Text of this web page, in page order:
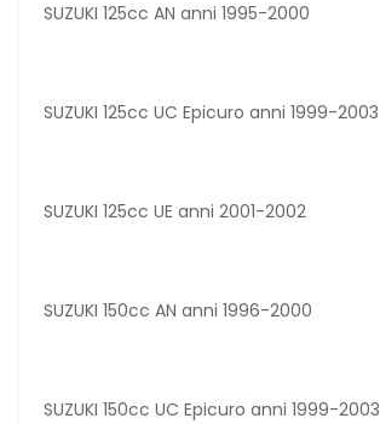
SUZUKI 125cc AN anni 1995-2000
SUZUKI 125cc UC Epicuro anni 1999-2003
SUZUKI 125cc UE anni 2001-2002
SUZUKI 150cc AN anni 1996-2000
SUZUKI 150cc UC Epicuro anni 1999-2003